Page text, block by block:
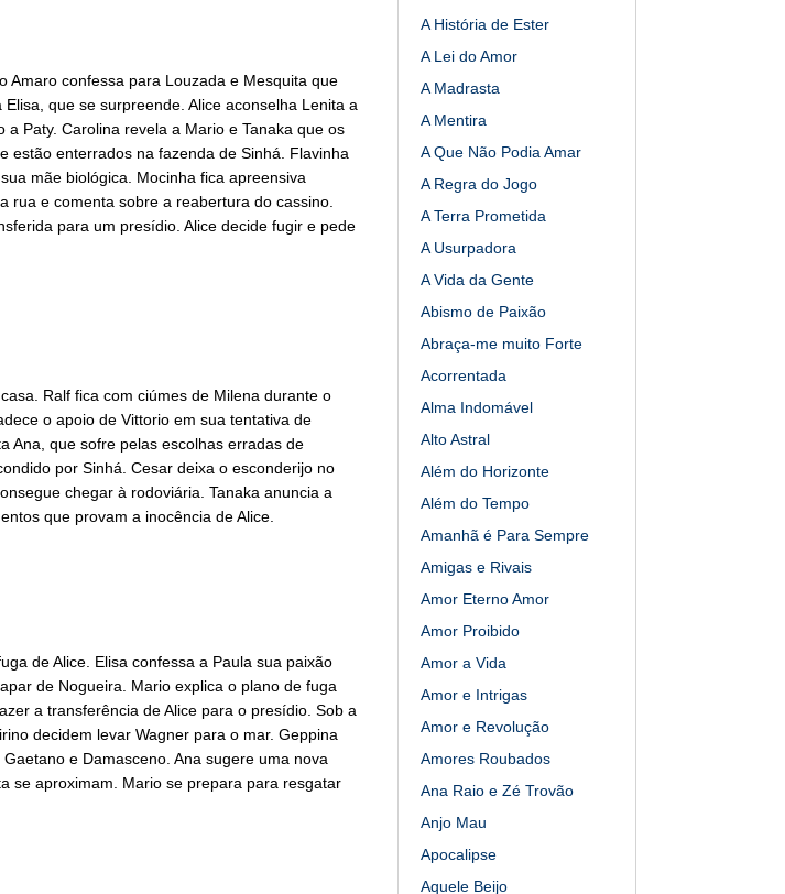
Amaro confessa para Louzada e Mesquita que
que se surpreende. Alice aconselha Lenita a
Paty. Carolina revela a Mario e Tanaka que os
estão enterrados na fazenda de Sinhá. Flavinha
mãe biológica. Mocinha fica apreensiva
rua e comenta sobre a reabertura do cassino.
para um presídio. Alice decide fugir e pede
Ralf fica com ciúmes de Milena durante o
o apoio de Vittorio em sua tentativa de
Ana, que sofre pelas escolhas erradas de
por Sinhá. Cesar deixa o esconderijo no
chegar à rodoviária. Tanaka anuncia a
que provam a inocência de Alice.
de Alice. Elisa confessa a Paula sua paixão
de Nogueira. Mario explica o plano de fuga
a transferência de Alice para o presídio. Sob a
decidem levar Wagner para o mar. Geppina
e Damasceno. Ana sugere uma nova
se aproximam. Mario se prepara para resgatar
A História de Ester
A Lei do Amor
A Madrasta
A Mentira
A Que Não Podia Amar
A Regra do Jogo
A Terra Prometida
A Usurpadora
A Vida da Gente
Abismo de Paixão
Abraça-me muito Forte
Acorrentada
Alma Indomável
Alto Astral
Além do Horizonte
Além do Tempo
Amanhã é Para Sempre
Amigas e Rivais
Amor Eterno Amor
Amor Proibido
Amor a Vida
Amor e Intrigas
Amor e Revolução
Amores Roubados
Ana Raio e Zé Trovão
Anjo Mau
Apocalipse
Aquele Beijo